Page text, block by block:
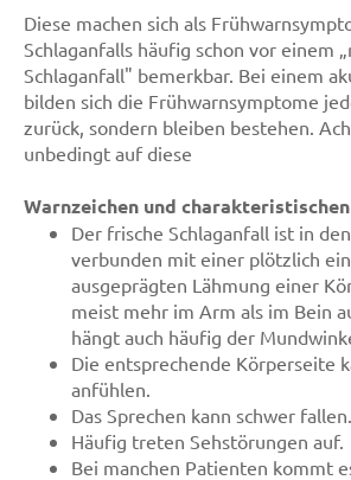
Diese machen sich als
Schlaganfalls häufig schon vor einem
Schlaganfall" bemerkbar. Bei einem
bilden sich die Frühwarnsymptome
zurück, sondern bleiben bestehen.
unbedingt auf diese
Warnzeichen und
Der frische Schlaganfall ist in
verbunden mit einer plötzlich
ausgeprägten Lähmung einer
meist mehr im Arm als im Bein
hängt auch häufig der
Die entsprechende Körperseite
anfühlen.
Das Sprechen kann schwer fallen.
Häufig treten Sehstörungen auf.
Bei manchen Patienten kommt